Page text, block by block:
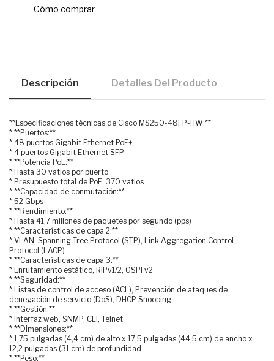
Cómo comprar
Descripción Detalles Del Producto
**Especificaciones técnicas de Cisco MS250-48FP-HW:**
* **Puertos:**
* 48 puertos Gigabit Ethernet PoE+
* 4 puertos Gigabit Ethernet SFP
* **Potencia PoE:**
* Hasta 30 vatios por puerto
* Presupuesto total de PoE: 370 vatios
* **Capacidad de conmutación:**
* 52 Gbps
* **Rendimiento:**
* Hasta 41,7 millones de paquetes por segundo (pps)
* **Características de capa 2:**
* VLAN, Spanning Tree Protocol (STP), Link Aggregation Control
Protocol (LACP)
* **Características de capa 3:**
* Enrutamiento estático, RIPv1/2, OSPFv2
* **Seguridad:**
* Listas de control de acceso (ACL), Prevención de ataques de
denegación de servicio (DoS), DHCP Snooping
* **Gestión:**
* Interfaz web, SNMP, CLI, Telnet
* **Dimensiones:**
* 1,75 pulgadas (4,4 cm) de alto x 17,5 pulgadas (44,5 cm) de ancho x
12,2 pulgadas (31 cm) de profundidad
* **Peso:**